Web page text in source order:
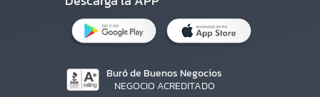
Buró de Buenos Negocios
NEGOCIO ACREDITADO